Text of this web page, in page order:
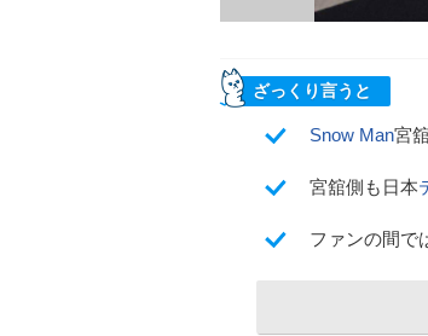
ざっくり言うと
Snow Man宮
宮舘側も日本
ファンの間で